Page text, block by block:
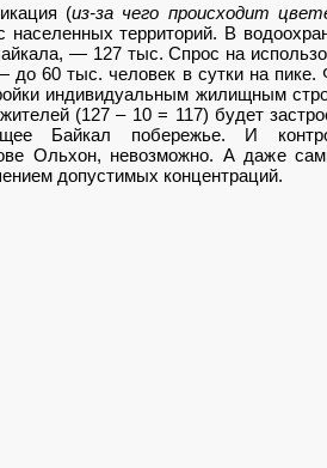
(из-за чего происходит
территорий. В
— 127 тыс. Спрос на
60 тыс. человек в сутки на
индивидуальным жилищным
(127 – 10 = 117) будет
Байкал побережье. И
Ольхон, невозможно. А даже
допустимых концентраций.